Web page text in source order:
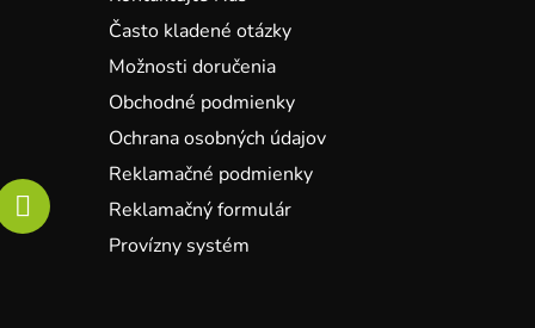
Často kladené otázky
Možnosti doručenia
Obchodné podmienky
Ochrana osobných údajov
Reklamačné podmienky
Reklamačný formulár
Provízny systém